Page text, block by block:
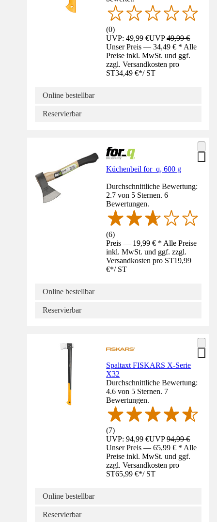
(0)
UVP: 49,99 €UVP49,99 €
Unser Preis — 34,49 € * Alle
Preise inkl. MwSt. und ggf.
zzgl. Versandkosten pro
ST34,49 €*/ ST
Online bestellbar
Reservierbar
Küchenbeil for_q, 600 g
Durchschnittliche Bewertung:
2.7 von 5 Sternen. 6
Bewertungen.
(6)
Preis — 19,99 € * Alle Preise
inkl. MwSt. und ggf. zzgl.
Versandkosten pro ST19,99
€*/ ST
Online bestellbar
Reservierbar
Spaltaxt FISKARS X-Serie
X32
Durchschnittliche Bewertung:
4.6 von 5 Sternen. 7
Bewertungen.
(7)
UVP: 94,99 €UVP94,99 €
Unser Preis — 65,99 € * Alle
Preise inkl. MwSt. und ggf.
zzgl. Versandkosten pro
ST65,99 €*/ ST
Online bestellbar
Reservierbar